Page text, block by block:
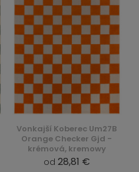
Vonkajší Koberec Um27B
Orange Checker Gjd -
krémová, kremowy
od 28,81 €